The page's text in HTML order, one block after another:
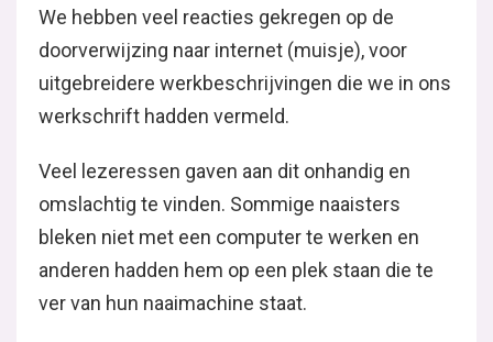
We hebben veel reacties gekregen op de
doorverwijzing naar internet (muisje), voor
uitgebreidere werkbeschrijvingen die we in ons
werkschrift hadden vermeld.
Veel lezeressen gaven aan dit onhandig en
omslachtig te vinden. Sommige naaisters
bleken niet met een computer te werken en
anderen hadden hem op een plek staan die te
ver van hun naaimachine staat.